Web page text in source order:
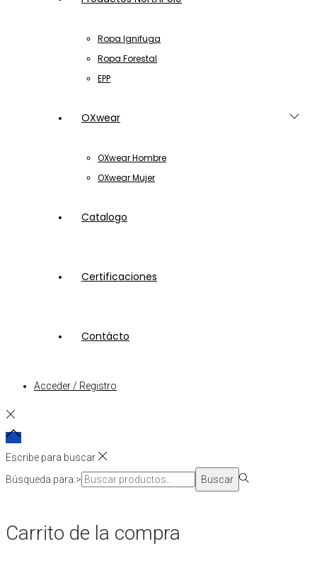
Ropa Ignifuga
Ropa Forestal
EPP
OXwear
OXwear Hombre
OXwear Mujer
Catalogo
Certificaciones
Contácto
Acceder / Registro
Escribe para buscar
Búsqueda para:>
Buscar
Carrito de la compra